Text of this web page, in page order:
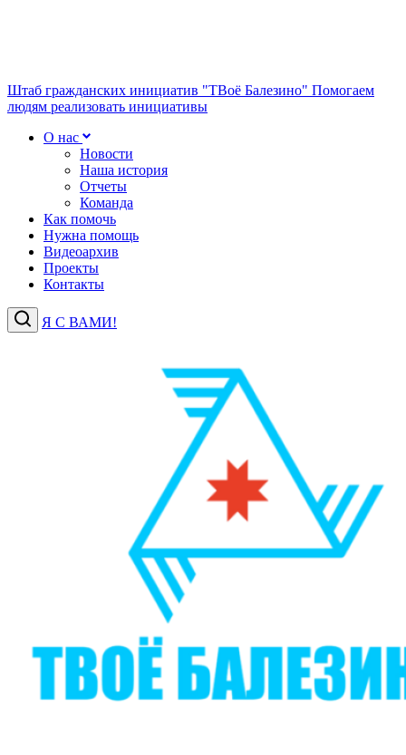
Штаб гражданских инициатив "ТВоё Балезино" Помогаем
людям реализовать инициативы
О нас
Новости
Наша история
Отчеты
Команда
Как помочь
Нужна помощь
Видеоархив
Проекты
Контакты
Я С ВАМИ!